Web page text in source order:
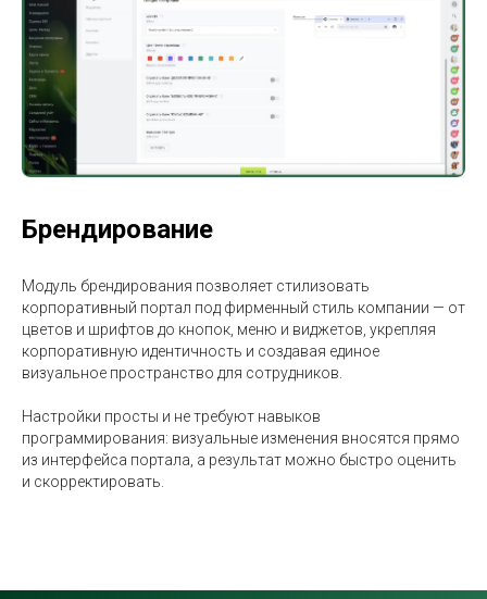
Брендирование
Модуль брендирования позволяет стилизовать
корпоративный портал под фирменный стиль компании — от
цветов и шрифтов до кнопок, меню и виджетов, укрепляя
корпоративную идентичность и создавая единое
визуальное пространство для сотрудников.
Настройки просты и не требуют навыков
программирования: визуальные изменения вносятся прямо
из интерфейса портала, а результат можно быстро оценить
и скорректировать.